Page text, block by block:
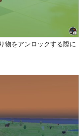
物をアンロックする際に